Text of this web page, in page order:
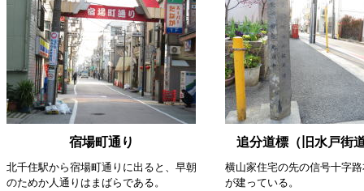
宿場町通り 追分道標（旧水戸街
北千住駅から宿場町通りに出ると、早朝
のためか人通りはまばらである。
横山家住宅の先の信号十字
が建っている。